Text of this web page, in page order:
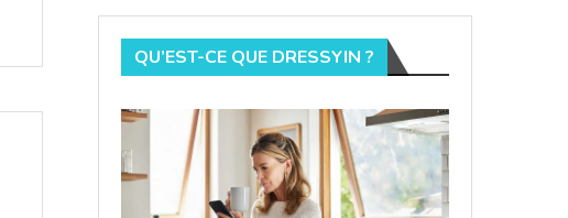
QU’EST-CE QUE DRESSYIN ?